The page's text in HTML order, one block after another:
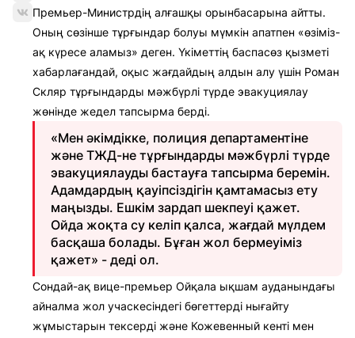
Премьер-Министрдің алғашқы орынбасарына айтты.
Оның сөзінше тұрғындар болуы мүмкін апатпен «өзіміз-
ақ күресе аламыз» деген. Үкіметтің баспасөз қызметі
хабарлағандай, оқыс жағдайдың алдын алу үшін Роман
Скляр тұрғындарды мәжбүрлі түрде эвакуциялау
жөнінде жедел тапсырма берді.
«Мен әкімдікке, полиция департаментіне
және ТЖД-не тұрғындарды мәжбүрлі түрде
эвакуциялауды бастауға тапсырма беремін.
Адамдардың қауіпсіздігін қамтамасыз ету
маңызды. Ешкім зардап шекпеуі қажет.
Ойда жоқта су келіп қалса, жағдай мүлдем
басқаша болады. Бұған жол бермеуіміз
қажет» - деді ол.
Сондай-ақ вице-премьер Ойқала ықшам ауданындағы
айналма жол учаскесіндегі бөгеттерді нығайту
жұмыстарын тексерді және Кожевенный кенті мен